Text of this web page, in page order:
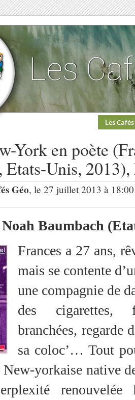
Les Cafés
York en poète
Etats-Unis,
Géo, le 27 juillet 2013 à
Baumbach
Frances a 27 ans,
mais se contente
une compagnie de
des cigarettes,
branchées, regarde
sa coloc’… Tout
yorkaise native
renouvelée